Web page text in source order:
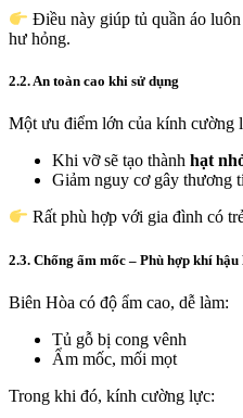
Điều này giúp tủ quần áo
hư hỏng.
2.2. An toàn cao khi sử dụng
Một ưu điểm lớn của kính cường
Khi vỡ sẽ tạo thành hạt
Giảm nguy cơ gây thương
Rất phù hợp với gia đình có
2.3. Chống ẩm mốc – Phù hợp khí hậu
Biên Hòa có độ ẩm cao, dễ làm:
Tủ gỗ bị cong vênh
Ẩm mốc, mối mọt
Trong khi đó, kính cường lực: